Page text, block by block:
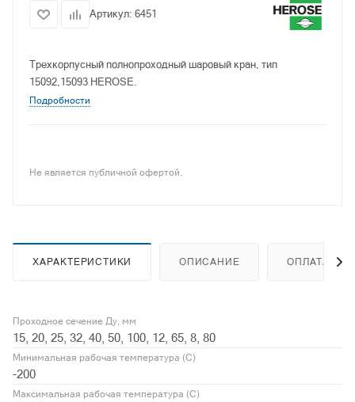
Артикул: 6451
Трехкорпусный полнопроходный шаровый кран, тип
15092,15093 HEROSE.
Подробности
Не является публичной офертой.
ХАРАКТЕРИСТИКИ ОПИСАНИЕ ОПЛАТА
Проходное сечение Ду, мм
15, 20, 25, 32, 40, 50, 100, 12, 65, 8, 80
Минимальная рабочая температура (С)
-200
Максимальная рабочая температура (С)